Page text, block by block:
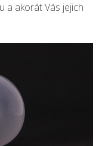
a akorát Vás jejich